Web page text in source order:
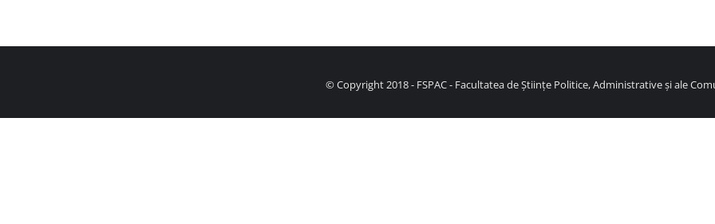
© Copyright 2018 - FSPAC - Facultatea de Științe Politice, Administrative și ale